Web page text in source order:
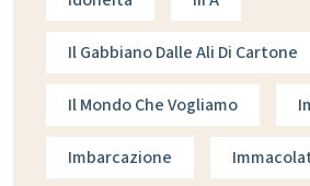
Il Gabbiano Dalle Ali Di Cartone
Il Mondo Che Vogliamo
Imbarcazione